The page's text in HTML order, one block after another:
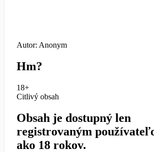
Autor: Anonym
Hm?
18+
Citlivý obsah
Obsah je dostupný len
registrovaným
ako 18 rokov.